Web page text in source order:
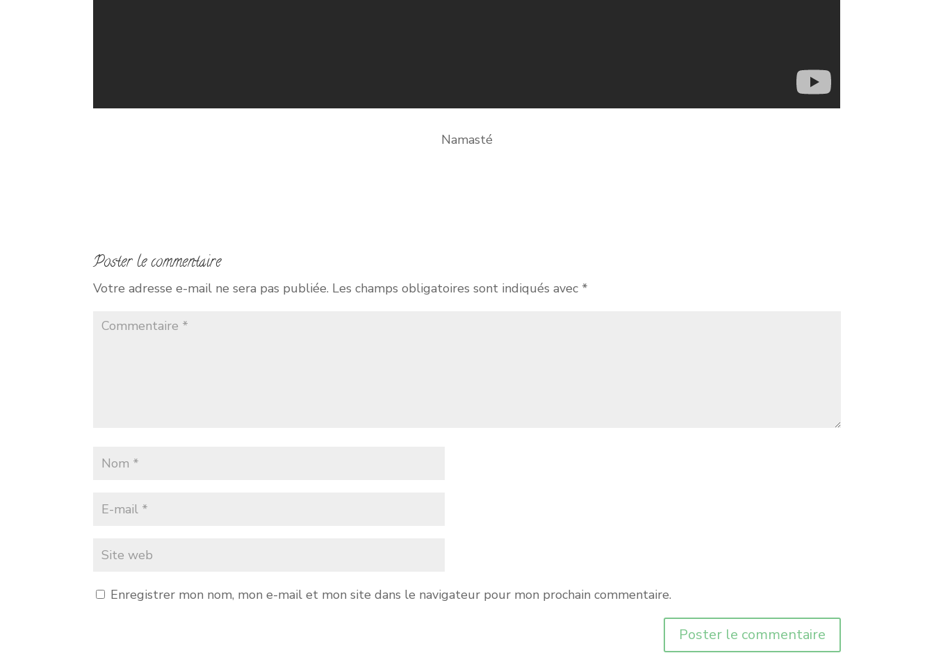
Namasté
Poster le commentaire
Votre adresse e-mail ne sera pas publiée. Les champs obligatoires sont indiqués avec *
Enregistrer mon nom, mon e-mail et mon site dans le navigateur pour mon prochain commentaire.